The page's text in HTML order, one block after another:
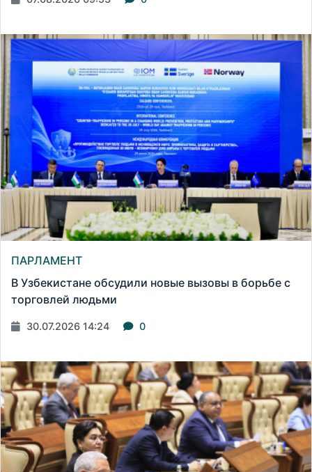
ПАРЛАМЕНТ
В Узбекистане обсудили новые вызовы в борьбе с
торговлей людьми
30.07.2026 14:24 0